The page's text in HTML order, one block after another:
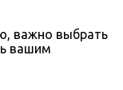
важно выбрать
вашим